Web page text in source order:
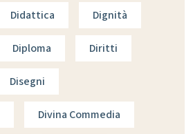
Didattica Dignità
Diploma Diritti
Disegni
Divina Commedia